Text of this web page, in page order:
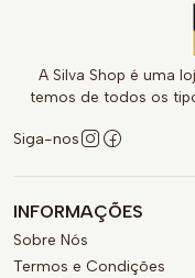
A Silva Shop é uma
temos de todos os
Siga-nos
INFORMAÇÕES
Sobre Nós
Termos e Condições